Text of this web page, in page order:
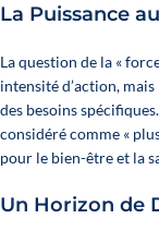
La Puissance
La question de la «
intensité d’action,
des besoins
considéré comme «
pour le bien-être et la
Un Horizon de